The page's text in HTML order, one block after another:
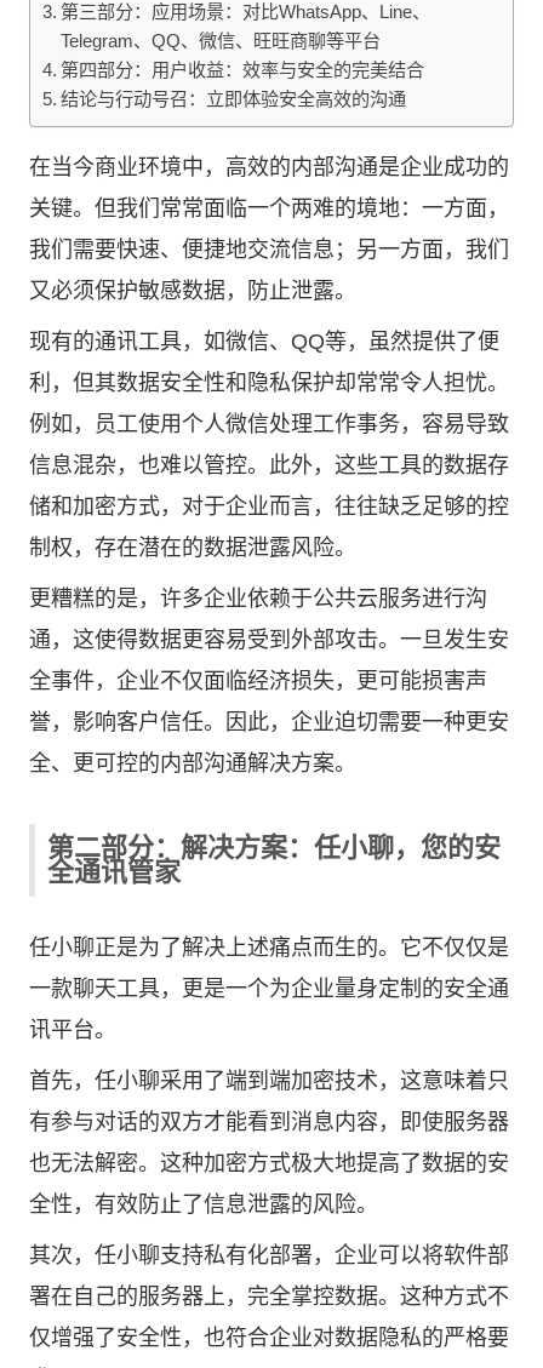
第三部分：应用场景：对比WhatsApp、Line、
Telegram、QQ、微信、旺旺商聊等平台
第四部分：用户收益：效率与安全的完美结合
结论与行动号召：立即体验安全高效的沟通
在当今商业环境中，高效的内部沟通是企业成功的
关键。但我们常常面临一个两难的境地：一方面，
我们需要快速、便捷地交流信息；另一方面，我们
又必须保护敏感数据，防止泄露。
现有的通讯工具，如微信、QQ等，虽然提供了便
利，但其数据安全性和隐私保护却常常令人担忧。
例如，员工使用个人微信处理工作事务，容易导致
信息混杂，也难以管控。此外，这些工具的数据存
储和加密方式，对于企业而言，往往缺乏足够的控
制权，存在潜在的数据泄露风险。
更糟糕的是，许多企业依赖于公共云服务进行沟
通，这使得数据更容易受到外部攻击。一旦发生安
全事件，企业不仅面临经济损失，更可能损害声
誉，影响客户信任。因此，企业迫切需要一种更安
全、更可控的内部沟通解决方案。
第二部分：解决方案：任小聊，您的安
全通讯管家
任小聊正是为了解决上述痛点而生的。它不仅仅是
一款聊天工具，更是一个为企业量身定制的安全通
讯平台。
首先，任小聊采用了端到端加密技术，这意味着只
有参与对话的双方才能看到消息内容，即使服务器
也无法解密。这种加密方式极大地提高了数据的安
全性，有效防止了信息泄露的风险。
其次，任小聊支持私有化部署，企业可以将软件部
署在自己的服务器上，完全掌控数据。这种方式不
仅增强了安全性，也符合企业对数据隐私的严格要